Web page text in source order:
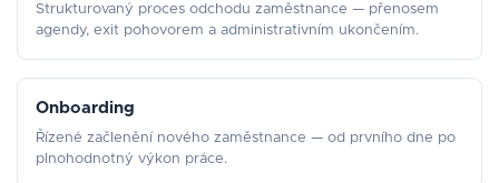
Strukturovaný proces odchodu zaměstnance — přenosem
agendy, exit pohovorem a administrativním ukončením.
Onboarding
Řízené začlenění nového zaměstnance — od prvního dne po
plnohodnotný výkon práce.